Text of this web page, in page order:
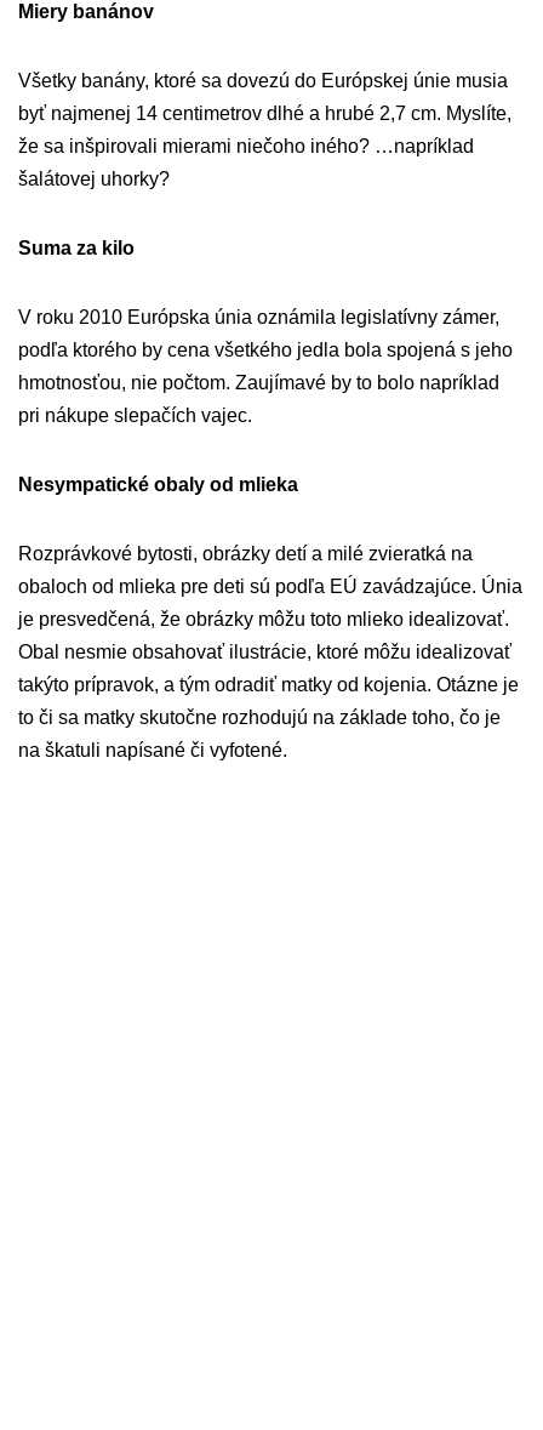
Miery banánov
Všetky banány, ktoré sa dovezú do Európskej únie musia
byť najmenej 14 centimetrov dlhé a hrubé 2,7 cm. Myslíte,
že sa inšpirovali mierami niečoho iného? …napríklad
šalátovej uhorky?
Suma za kilo
V roku 2010 Európska únia oznámila legislatívny zámer,
podľa ktorého by cena všetkého jedla bola spojená s jeho
hmotnosťou, nie počtom. Zaujímavé by to bolo napríklad
pri nákupe slepačích vajec.
Nesympatické obaly od mlieka
Rozprávkové bytosti, obrázky detí a milé zvieratká na
obaloch od mlieka pre deti sú podľa EÚ zavádzajúce. Únia
je presvedčená, že obrázky môžu toto mlieko idealizovať.
Obal nesmie obsahovať ilustrácie, ktoré môžu idealizovať
takýto prípravok, a tým odradiť matky od kojenia. Otázne je
to či sa matky skutočne rozhodujú na základe toho, čo je
na škatuli napísané či vyfotené.